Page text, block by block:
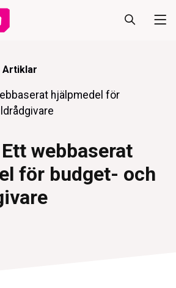
Artiklar
hjälpmedel för
webbaserat
för budget- och